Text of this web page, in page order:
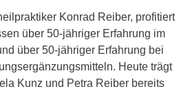
Konrad Reiber, profitiert
über 50-jähriger Erfahrung im
über 50-jähriger Erfahrung bei
Heute trägt
Kunz und Petra Reiber bereits